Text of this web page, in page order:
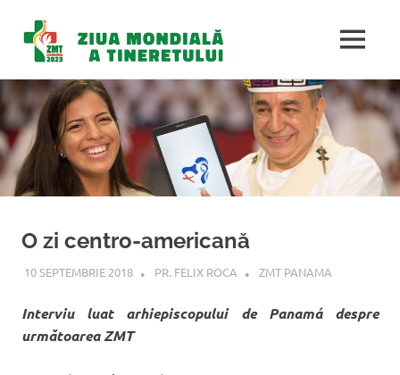
Sari
la
conținut
Mondială
a
MENU
O zi centro-americană
10 SEPTEMBRIE 2018 PR. FELIX ROCA ZMT PANAMA
Interviu luat arhiepiscopului de Panamá despre
următoarea ZMT